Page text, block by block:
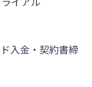
入金・契約書締